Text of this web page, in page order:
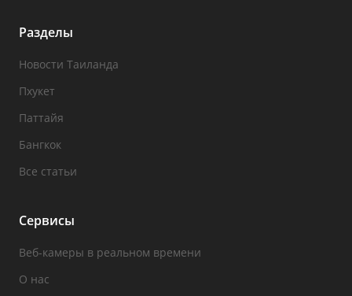
Разделы
Новости Таиланда
Пхукет
Паттайя
Бангкок
Все статьи
Сервисы
Веб-камеры в реальном времени
О нас